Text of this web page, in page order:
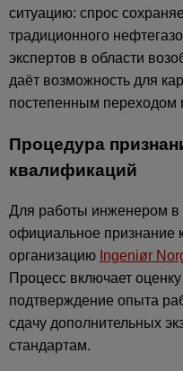
ситуацию: спрос
традиционного
экспертов в области
даёт возможность для
постепенным
Процедура
квалификаций
Для работы инженером в
официальное признание
организацию Ingeniør
Процесс включает
подтверждение опыта
сдачу дополнительных
стандартам.